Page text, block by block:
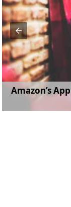
Amazon’s